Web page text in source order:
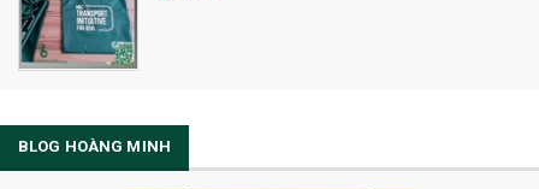
BLOG HOÀNG MINH